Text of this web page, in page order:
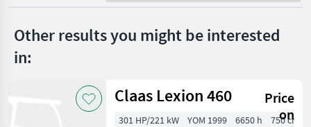
Other results you might be interested
in:
Claas Lexion 460
Price
on
301 HP/221 kW YOM 1999 6650 h 750 cm